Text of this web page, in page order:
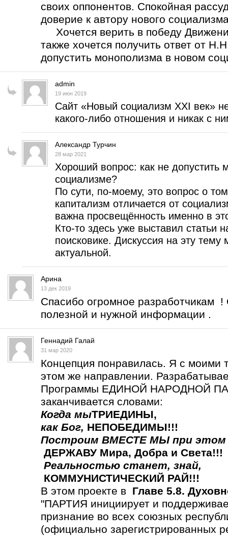
своих оппонентов. Спокойная
доверие к автору нового
Хочется верить в победу
также хочется получить ответ от
допустить монополизма в новом
admin
19 июн 2019
Сайт «Новый социализм XXI век»
какого-либо отношения и никак с
Александр Турчин
28 мар 2021
Хороший вопрос: как не допустить
социализме?
По сути, по-моему, это вопрос о
капитализм отличается от
важна просвещённость именно в
Кто-то здесь уже выставил статьи
поисковике. Дискуссия на эту тему
актуальной.
Арина
13 дек 2019
Спасибо огромное разработчикам
полезной и нужной информации .
Геннадий Галай
31 мар 2020
Концепция понравилась. Я с моими
этом же направлении.
Программы ЕДИНОЙ НАРОДНОЙ
заканчивается словами:
Когда мыТРИЕДИНЫ,
как Бог, НЕПОБЕДИМЫ!!!
Построим ВМЕСТЕ МЫ при этом
ДЕРЖАВУ Мира, Добра и Света!!!
Реальностью станет, знай,
КОММУНИСТИЧЕСКИЙ РАЙ!!!
В этом проекте в Главе 5.8.
"ПАРТИЯ инициирует и
признание во всех союзных
(официально зарегистрированных